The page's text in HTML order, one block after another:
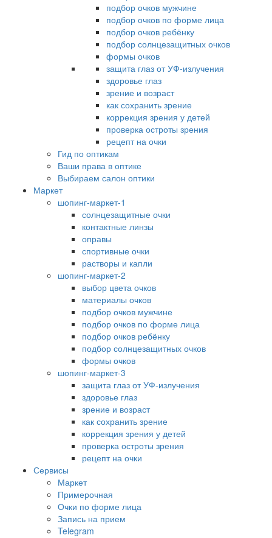
подбор очков мужчине
подбор очков по форме лица
подбор очков ребёнку
подбор солнцезащитных очков
формы очков
защита глаз от УФ-излучения
здоровье глаз
зрение и возраст
как сохранить зрение
коррекция зрения у детей
проверка остроты зрения
рецепт на очки
Гид по оптикам
Ваши права в оптике
Выбираем салон оптики
Маркет
шопинг-маркет-1
солнцезащитные очки
контактные линзы
оправы
спортивные очки
растворы и капли
шопинг-маркет-2
выбор цвета очков
материалы очков
подбор очков мужчине
подбор очков по форме лица
подбор очков ребёнку
подбор солнцезащитных очков
формы очков
шопинг-маркет-3
защита глаз от УФ-излучения
здоровье глаз
зрение и возраст
как сохранить зрение
коррекция зрения у детей
проверка остроты зрения
рецепт на очки
Сервисы
Маркет
Примерочная
Очки по форме лица
Запись на прием
Telegram